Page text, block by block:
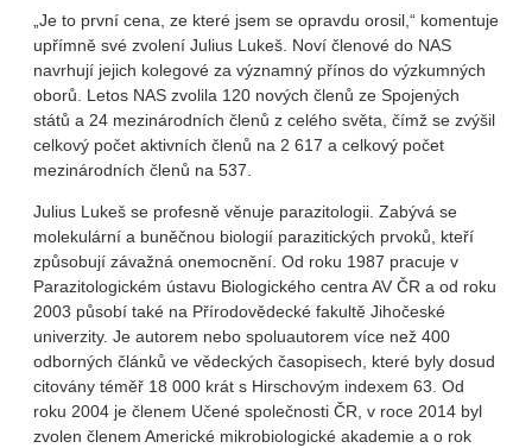
„Je to první cena, ze které jsem se opravdu orosil,“ komentuje
upřímně své zvolení Julius Lukeš. Noví členové do NAS
navrhují jejich kolegové za významný přínos do výzkumných
oborů. Letos NAS zvolila 120 nových členů ze Spojených
států a 24 mezinárodních členů z celého světa, čímž se zvýšil
celkový počet aktivních členů na 2 617 a celkový počet
mezinárodních členů na 537.
Julius Lukeš se profesně věnuje parazitologii. Zabývá se
molekulární a buněčnou biologií parazitických prvoků, kteří
způsobují závažná onemocnění. Od roku 1987 pracuje v
Parazitologickém ústavu Biologického centra AV ČR a od roku
2003 působí také na Přírodovědecké fakultě Jihočeské
univerzity. Je autorem nebo spoluautorem více než 400
odborných článků ve vědeckých časopisech, které byly dosud
citovány téměř 18 000 krát s Hirschovým indexem 63. Od
roku 2004 je členem Učené společnosti ČR, v roce 2014 byl
zvolen členem Americké mikrobiologické akademie a o rok